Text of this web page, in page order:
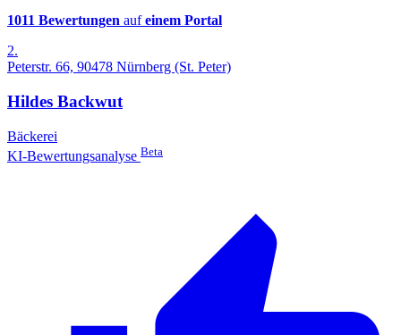
1011 Bewertungen aufeinem Portal
2.
Peterstr. 66, 90478 Nürnberg (St. Peter)
Hildes Backwut
Bäckerei
KI-Bewertungsanalyse Beta